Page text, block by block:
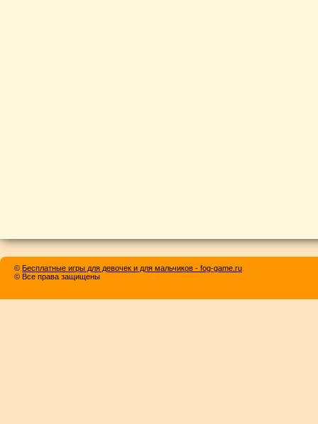
© Бесплатные игры для девочек и для мальчиков - fog-game.ru
© Все права защищены